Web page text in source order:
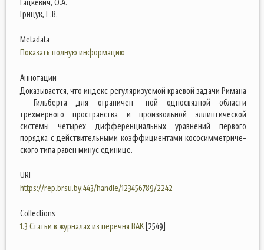
Грицук, Е.В.
Metadata
Показать полную информацию
Аннотации
Доказывается, что индекс регуляризуемой краевой задачи Римана
– Гильберта для ограничен- ной односвязной области
трехмерного пространства и произвольной эллиптической
системы четырех дифференциальных уравнений первого
порядка с действительными коэффициентами кососимметриче-
ского типа равен минус единице.
URI
https://rep.brsu.by:443/handle/123456789/2242
Collections
1.3 Статьи в журналах из перечня ВАК [2549]